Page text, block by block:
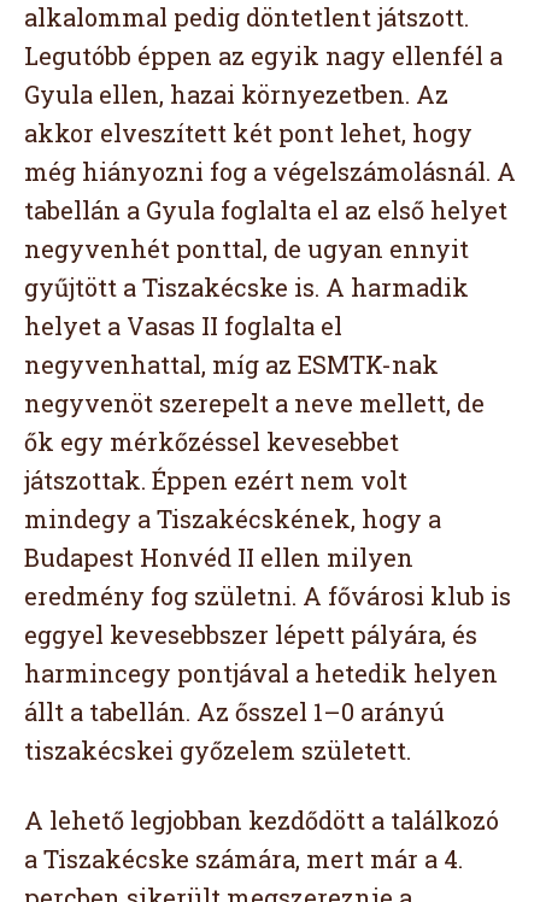
alkalommal pedig döntetlent játszott.
Legutóbb éppen az egyik nagy ellenfél a
Gyula ellen, hazai környezetben. Az
akkor elveszített két pont lehet, hogy
még hiányozni fog a végelszámolásnál. A
tabellán a Gyula foglalta el az első helyet
negyvenhét ponttal, de ugyan ennyit
gyűjtött a Tiszakécske is. A harmadik
helyet a Vasas II foglalta el
negyvenhattal, míg az ESMTK-nak
negyvenöt szerepelt a neve mellett, de
ők egy mérkőzéssel kevesebbet
játszottak. Éppen ezért nem volt
mindegy a Tiszakécskének, hogy a
Budapest Honvéd II ellen milyen
eredmény fog születni. A fővárosi klub is
eggyel kevesebbszer lépett pályára, és
harmincegy pontjával a hetedik helyen
állt a tabellán. Az ősszel 1–0 arányú
tiszakécskei győzelem született.
A lehető legjobban kezdődött a találkozó
a Tiszakécske számára, mert már a 4.